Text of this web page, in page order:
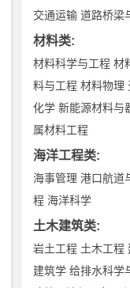
交通运输 道路桥梁
材料类:
材料科学与工程 材
料与工程 材料物理
化学 新能源材料与
属材料工程
海洋工程类:
海事管理 港口航道
程 海洋科学
土木建筑类:
岩土工程 土木工程
建筑学 给排水科学